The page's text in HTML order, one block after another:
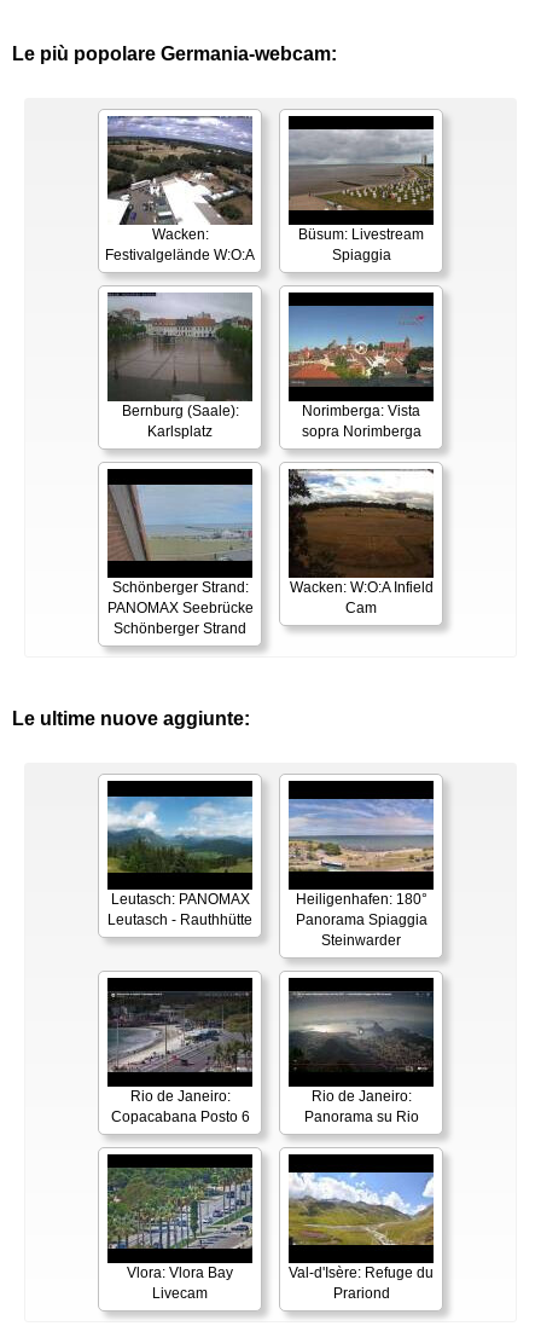
Le più popolare Germania-webcam:
Wacken:
Festivalgelände W:O:A
Büsum: Livestream
Spiaggia
Bernburg (Saale):
Karlsplatz
Norimberga: Vista
sopra Norimberga
Schönberger Strand:
PANOMAX Seebrücke
Schönberger Strand
Wacken: W:O:A Infield
Cam
Le ultime nuove aggiunte:
Leutasch: PANOMAX
Leutasch - Rauthhütte
Heiligenhafen: 180°
Panorama Spiaggia
Steinwarder
Rio de Janeiro:
Copacabana Posto 6
Rio de Janeiro:
Panorama su Rio
Vlora: Vlora Bay
Livecam
Val-d'Isère: Refuge du
Prariond